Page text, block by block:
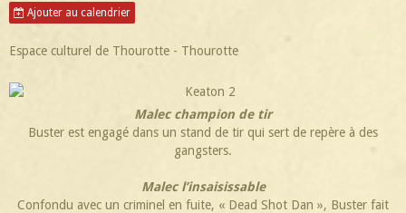
Ajouter au calendrier
Espace culturel de Thourotte - Thourotte
Malec champion de tir
Buster est engagé dans un stand de tir qui sert de repère à des
gangsters.
Malec l’insaisissable
Confondu avec un criminel en fuite, « Dead Shot Dan », Buster fait